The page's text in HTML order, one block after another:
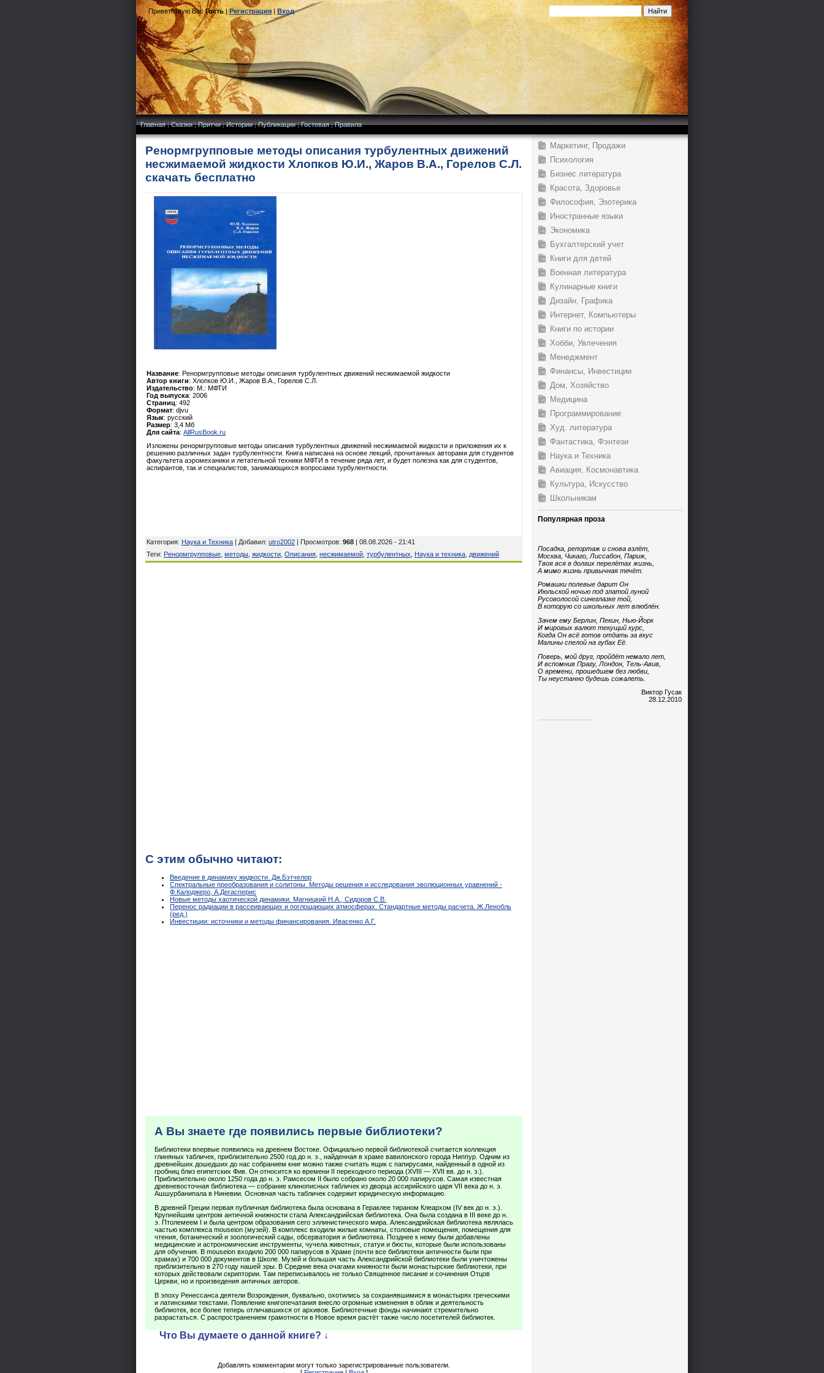
Приветствую Вас Гость|Регистрация|Вход
Главная|Сказки|Притчи|Истории|Публикации|Гостевая|Правила
Ренормгрупповые методы описания турбулентных движений
несжимаемой жидкости Хлопков Ю.И., Жаров В.А., Горелов С.Л.
скачать бесплатно
Название: Ренормгрупповые методы описания турбулентных движений несжимаемой жидкости
Автор книги: Хлопков Ю.И., Жаров В.А., Горелов С.Л.
Издательство: М.: МФТИ
Год выпуска: 2006
Страниц: 492
Формат: djvu
Язык: русский
Размер: 3,4 Мб
Для сайта: AllRusBook.ru
Изложены ренормгрупповые методы описания турбулентных движений несжимаемой жидкости и приложения их к
решению различных задач турбулентности. Книга написана на основе лекций, прочитанных авторами для студентов
факультета аэромеханики и летательной техники МФТИ в течение ряда лет, и будет полезна как для студентов,
аспирантов, так и специалистов, занимающихся вопросами турбулентности.
Категория: Наука и Техника | Добавил: utro2002 | Просмотров: 968 | 08.08.2026 - 21:41
Теги: Ренормгрупповые методы жидкости Описания несжимаемой турбулентных Наука и техника движений
С этим обычно читают:
Введение в динамику жидкости. Дж.Бэтчелор
Спектральные преобразования и солитоны. Методы решения и исследования эволюционных уравнений -
Ф.Калоджеро, А.Дегасперис
Новые методы хаотической динамики. Магницкий Н.А., Сидоров С.В.
Перенос радиации в рассеивающих и поглощающих атмосферах. Стандартные методы расчета. Ж.Ленобль
(ред.)
Инвестиции: источники и методы финансирования. Ивасенко А.Г.
А Вы знаете где появились первые библиотеки?
Библиотеки впервые появились на древнем Востоке. Официально первой библиотекой считается коллекция
глиняных табличек, приблизительно 2500 год до н. э., найденная в храме вавилонского города Ниппур. Одним из
древнейших дошедших до нас собранием книг можно также считать ящик с папирусами, найденный в одной из
гробниц близ египетских Фив. Он относится ко времени II переходного периода (XVIII — XVII вв. до н. э.).
Приблизительно около 1250 года до н. э. Рамсесом II было собрано около 20 000 папирусов. Самая известная
древневосточная библиотека — собрание клинописных табличек из дворца ассирийского царя VII века до н. э.
Ашшурбанипала в Ниневии. Основная часть табличек содержит юридическую информацию.
В древней Греции первая публичная библиотека была основана в Гераклее тираном Клеархом (IV век до н. э.).
Крупнейшим центром античной книжности стала Александрийская библиотека. Она была создана в III веке до н.
э. Птолемеем I и была центром образования сего эллинистического мира. Александрийская библиотека являлась
частью комплекса mouseion (музей). В комплекс входили жилые комнаты, столовые помещения, помещения для
чтения, ботанический и зоологический сады, обсерватория и библиотека. Позднее к нему были добавлены
медицинские и астрономические инструменты, чучела животных, статуи и бюсты, которые были использованы
для обучения. В mouseion входило 200 000 папирусов в Храме (почти все библиотеки античности были при
храмах) и 700 000 документов в Школе. Музей и большая часть Александрийской библиотеки были уничтожены
приблизительно в 270 году нашей эры. В Средние века очагами книжности были монастырские библиотеки, при
которых действовали скриптории. Там переписывалось не только Священное писание и сочинения Отцов
Церкви, но и произведения античных авторов.
В эпоху Ренессанса деятели Возрождения, буквально, охотились за сохранявшимися в монастырях греческими
и латинскими текстами. Появление книгопечатания внесло огромные изменения в облик и деятельность
библиотек, все более теперь отличавшихся от архивов. Библиотечные фонды начинают стремительно
разрастаться. С распространением грамотности в Новое время растёт также число посетителей библиотек.
Что Вы думаете о данной книге? ↓
Добавлять комментарии могут только зарегистрированные пользователи.
Маркетинг, Продажи
Психология
Бизнес литература
Красота, Здоровье
Философия, Эзотерика
Иностранные языки
Экономика
Бухгалтерский учет
Книги для детей
Военная литература
Кулинарные книги
Дизайн, Графика
Интернет, Компьютеры
Книги по истории
Хобби, Увлечения
Менеджмент
Финансы, Инвестиции
Дом, Хозяйство
Медицина
Программирование
Худ. литература
Фантастика, Фэнтези
Наука и Техника
Авиация, Космонавтика
Культура, Искусство
Школьникам
Популярная проза
Посадка, репортаж и снова взлёт,
Москва, Чикаго, Лиссабон, Париж,
Твоя вся в долгих перелётах жизнь,
А мимо жизнь привычная течёт.
Ромашки полевые дарит Он
Июльской ночью под златой луной
Русоволосой синеглазке той,
В которую со школьных лет влюблён.
Зачем ему Берлин, Пекин, Нью-Йорк
И мировых валют текущий курс,
Когда Он всё готов отдать за вкус
Малины спелой на губах Её.
Поверь, мой друг, пройдёт немало лет,
И вспомнив Прагу, Лондон, Тель-Авив,
О времени, прошедшем без любви,
Ты неустанно будешь сожалеть.
Виктор Гусак
28.12.2010